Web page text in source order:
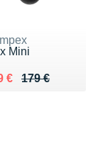
Mini
179 €
de 179 €
€ 159 €